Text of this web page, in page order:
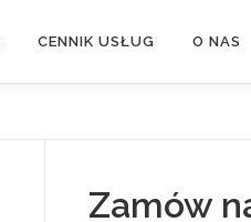
CENNIK USŁUG O NAS
Zamów